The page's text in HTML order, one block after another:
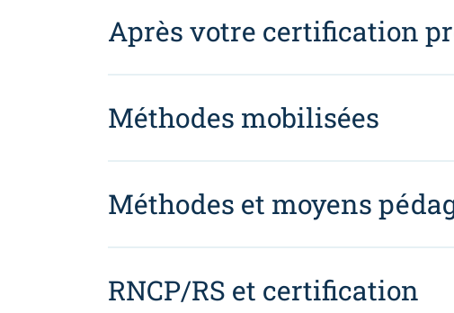
Après votre certification
Méthodes mobilisées
Méthodes et moyens
RNCP/RS et certification